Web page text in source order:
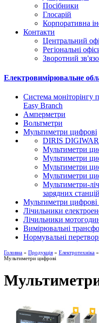
Посібники
Глосарій
Корпоративна
Контакти
Центральний
Регіональні
Зворотний
Електровимірювальне
Система моніторінгу
Easy Branch
Амперметри
Вольтметри
Мультиметри цифрові
DIRIS
Мультиметри
Мультиметри
Мультиметри
Мультиметри
Мультиметри-
зарядних станцій
Мультиметри цифрові
Лічильники
Лічильники
Вимірювальні
Нормувальні
Головна » Продукція » Електротехніка »
Мультиметри цифрові